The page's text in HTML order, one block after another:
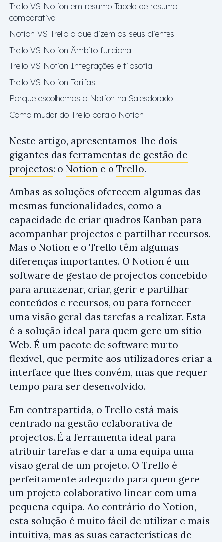
Trello VS Notion em resumo Tabela de resumo
comparativa
Notion VS Trello o que dizem os seus clientes
Trello VS Notion Âmbito funcional
Trello VS Notion Integrações e filosofia
Trello VS Notion Tarifas
Porque escolhemos o Notion na Salesdorado
Como mudar do Trello para o Notion
Neste artigo, apresentamos-lhe dois
gigantes das ferramentas de gestão de
projectos: o Notion e o Trello.
Ambas as soluções oferecem algumas das
mesmas funcionalidades, como a
capacidade de criar quadros Kanban para
acompanhar projectos e partilhar recursos.
Mas o Notion e o Trello têm algumas
diferenças importantes. O Notion é um
software de gestão de projectos concebido
para armazenar, criar, gerir e partilhar
conteúdos e recursos, ou para fornecer
uma visão geral das tarefas a realizar. Esta
é a solução ideal para quem gere um sítio
Web. É um pacote de software muito
flexível, que permite aos utilizadores criar a
interface que lhes convém, mas que requer
tempo para ser desenvolvido.
Em contrapartida, o Trello está mais
centrado na gestão colaborativa de
projectos. É a ferramenta ideal para
atribuir tarefas e dar a uma equipa uma
visão geral de um projeto. O Trello é
perfeitamente adequado para quem gere
um projeto colaborativo linear com uma
pequena equipa. Ao contrário do Notion,
esta solução é muito fácil de utilizar e mais
intuitiva, mas as suas características de